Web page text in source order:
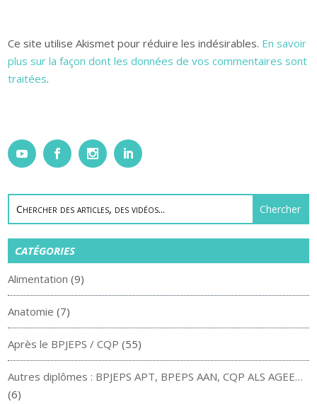
Ce site utilise Akismet pour réduire les indésirables. En savoir
plus sur la façon dont les données de vos commentaires sont
traitées.
CATÉGORIES
Alimentation (9)
Anatomie (7)
Après le BPJEPS / CQP (55)
Autres diplômes : BPJEPS APT, BPEPS AAN, CQP ALS AGEE…
(6)